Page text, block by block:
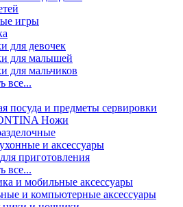
игры
для девочек
для малышей
для мальчиков
все...
посуда и предметы сервировки
Ножи
и аксессуары
приготовления
все...
и мобильные аксессуары
и компьютерные аксессуары